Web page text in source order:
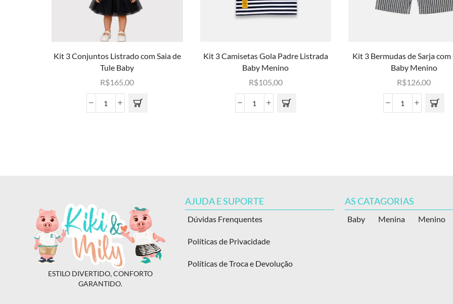
Kit 3 Conjuntos Listrado com Saia de
Tule Baby
R$165,00
Kit 3 Camisetas Gola Padre Listrada
Baby Menino
R$105,00
Kit 3 Bermudas de Sarja
Baby Menino
R$126,00
ESTILO DIVERTIDO, CONFORTO
GARANTIDO.
AJUDA E SUPORTE
Dúvidas Frenquentes
Políticas de Privacidade
Políticas de Troca e Devolução
AS CATAGORIAS
Baby Menina Menino